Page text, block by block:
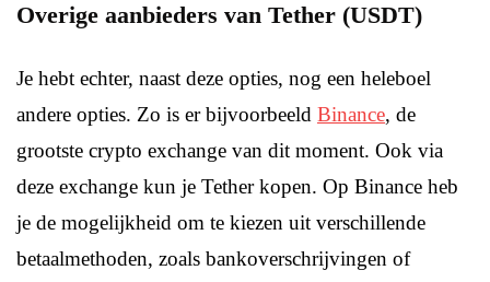
Overige aanbieders van Tether (USDT)
Je hebt echter, naast deze opties, nog een heleboel
andere opties. Zo is er bijvoorbeeld Binance, de
grootste crypto exchange van dit moment. Ook via
deze exchange kun je Tether kopen. Op Binance heb
je de mogelijkheid om te kiezen uit verschillende
betaalmethoden, zoals bankoverschrijvingen of